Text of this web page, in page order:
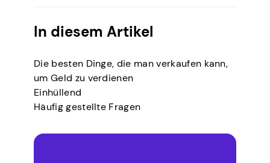
In diesem Artikel
Die besten Dinge, die man verkaufen kann,
um Geld zu verdienen
Einhüllend
Häufig gestellte Fragen